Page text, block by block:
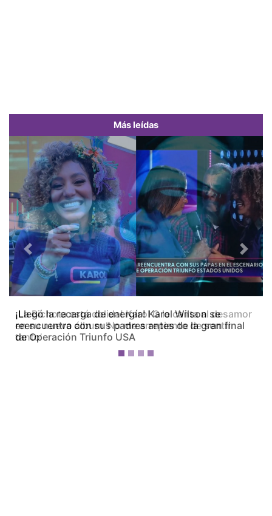
Más leídas
¡La Bichota está dolida! Karol G le canta al desamor
en su nuevo álbum ‘No me arrepiento de sentir
tanto’
Previous Next